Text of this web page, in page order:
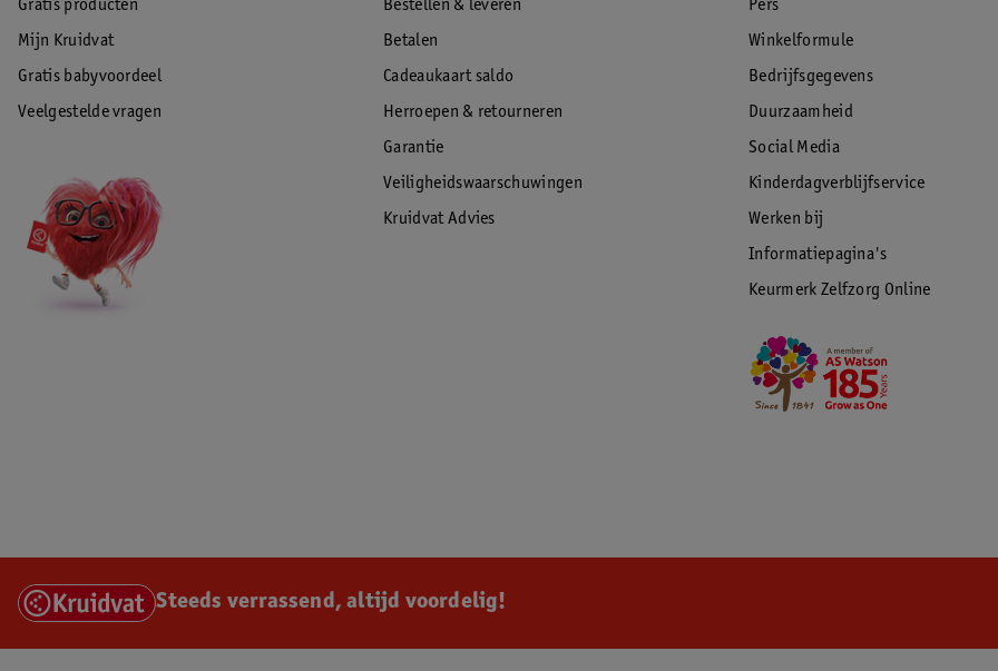
Gratis producten
Mijn Kruidvat
Gratis babyvoordeel
Veelgestelde vragen
Bestellen & leveren
Betalen
Cadeaukaart saldo
Herroepen & retourneren
Garantie
Veiligheidswaarschuwingen
Kruidvat Advies
Pers
Winkelformule
Bedrijfsgegevens
Duurzaamheid
Social Media
Kinderdagverblijfservice
Werken bij
Informatiepagina's
Keurmerk Zelfzorg Online
Steeds verrassend, altijd voordelig!